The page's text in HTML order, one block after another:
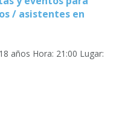
/ asistentes en
años Hora: 21:00 Lugar: